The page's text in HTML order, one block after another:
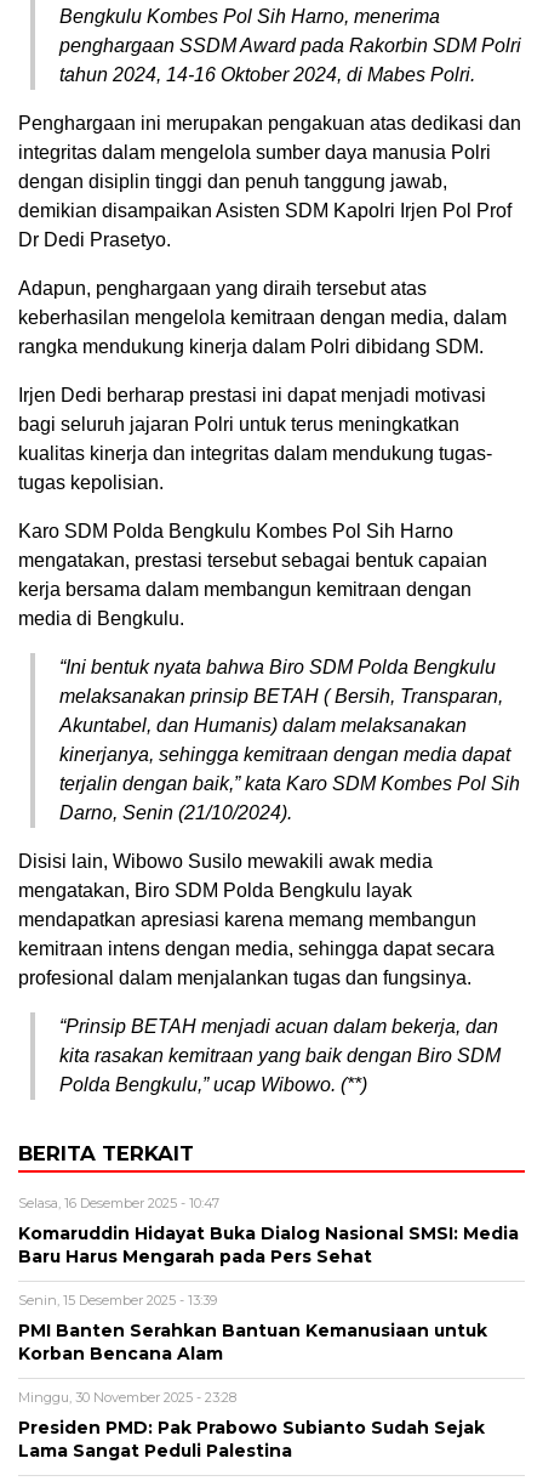
Bengkulu Kombes Pol Sih Harno, menerima
penghargaan SSDM Award pada Rakorbin SDM Polri
tahun 2024, 14-16 Oktober 2024, di Mabes Polri.
Penghargaan ini merupakan pengakuan atas dedikasi dan
integritas dalam mengelola sumber daya manusia Polri
dengan disiplin tinggi dan penuh tanggung jawab,
demikian disampaikan Asisten SDM Kapolri Irjen Pol Prof
Dr Dedi Prasetyo.
Adapun, penghargaan yang diraih tersebut atas
keberhasilan mengelola kemitraan dengan media, dalam
rangka mendukung kinerja dalam Polri dibidang SDM.
Irjen Dedi berharap prestasi ini dapat menjadi motivasi
bagi seluruh jajaran Polri untuk terus meningkatkan
kualitas kinerja dan integritas dalam mendukung tugas-
tugas kepolisian.
Karo SDM Polda Bengkulu Kombes Pol Sih Harno
mengatakan, prestasi tersebut sebagai bentuk capaian
kerja bersama dalam membangun kemitraan dengan
media di Bengkulu.
“Ini bentuk nyata bahwa Biro SDM Polda Bengkulu
melaksanakan prinsip BETAH ( Bersih, Transparan,
Akuntabel, dan Humanis) dalam melaksanakan
kinerjanya, sehingga kemitraan dengan media dapat
terjalin dengan baik,” kata Karo SDM Kombes Pol Sih
Darno, Senin (21/10/2024).
Disisi lain, Wibowo Susilo mewakili awak media
mengatakan, Biro SDM Polda Bengkulu layak
mendapatkan apresiasi karena memang membangun
kemitraan intens dengan media, sehingga dapat secara
profesional dalam menjalankan tugas dan fungsinya.
“Prinsip BETAH menjadi acuan dalam bekerja, dan
kita rasakan kemitraan yang baik dengan Biro SDM
Polda Bengkulu,” ucap Wibowo. (**)
BERITA TERKAIT
Selasa, 16 Desember 2025 - 10:47
Komaruddin Hidayat Buka Dialog Nasional SMSI: Media
Baru Harus Mengarah pada Pers Sehat
Senin, 15 Desember 2025 - 13:39
PMI Banten Serahkan Bantuan Kemanusiaan untuk
Korban Bencana Alam
Minggu, 30 November 2025 - 23:28
Presiden PMD: Pak Prabowo Subianto Sudah Sejak
Lama Sangat Peduli Palestina